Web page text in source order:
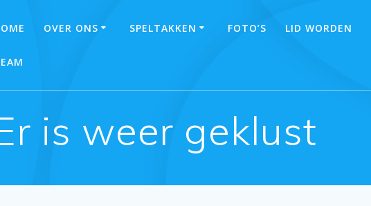
OVER ONS SPELTAKKEN FOTO’S LID WORDEN
is weer geklust